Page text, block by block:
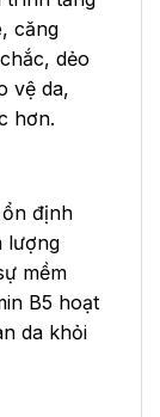
căng
dẻo
vệ da,
hơn.
định
lượng
mềm
B5 hoạt
da khỏi